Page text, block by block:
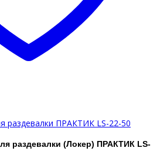
раздевалки ПРАКТИК LS-22-50
раздевалки (Локер) ПРАКТИК LS-